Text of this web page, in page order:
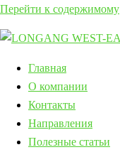
Перейти к содержимому
Главная
О компании
Контакты
Направления
Полезные статьи